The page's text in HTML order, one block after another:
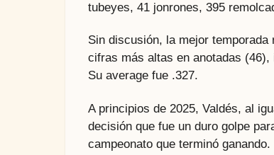
tubeyes, 41 jonrones, 395
Sin discusión, la mejor
cifras más altas en anotadas
Su average fue .327.
A principios de 2025, Valdés, al
decisión que fue un duro golpe
campeonato que terminó ganando.